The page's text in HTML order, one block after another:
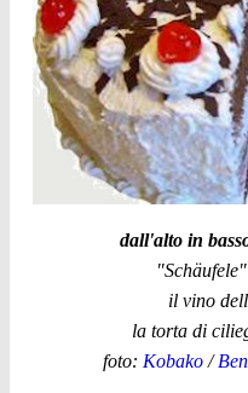
dall'alto in
il vino
la torta di
foto: Kobako/